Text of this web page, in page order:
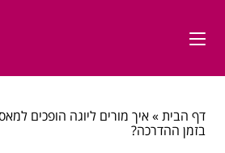
דף הבית»איך מורים ליוגה הופכים
בזמן ההדרכה?